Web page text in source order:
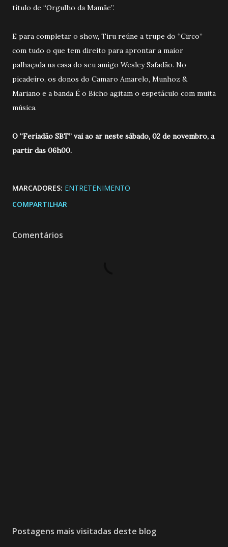
título de “Orgulho da Mamãe”.
E para completar o show, Tiru reúne a trupe do “Circo”
com tudo o que tem direito para aprontar a maior
palhaçada na casa do seu amigo Wesley Safadão. No
picadeiro, os donos do Camaro Amarelo, Munhoz &
Mariano e a banda É o Bicho agitam o espetáculo com muita
música.
O “Feriadão SBT” vai ao ar neste sábado, 02 de novembro, a
partir das 06h00.
MARCADORES: ENTRETENIMENTO
COMPARTILHAR
Comentários
Postagens mais visitadas deste blog